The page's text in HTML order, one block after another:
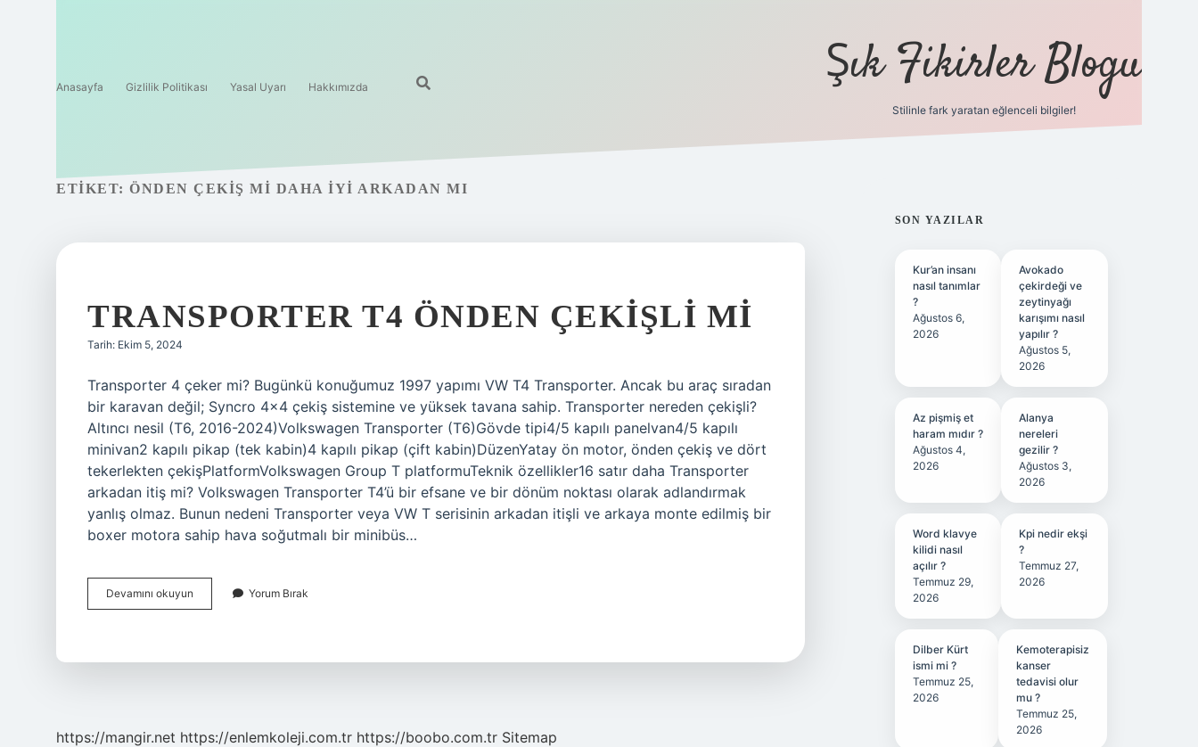
Anasayfa Gizlilik Politikası Yasal Uyarı Hakkımızda Şık Fikirler Blogu
Stilinle fark yaratan eğlenceli bilgiler!
ETIKET: ÖNDEN ÇEKIŞ MI DAHA IYI ARKADAN MI
TRANSPORTER T4 ÖNDEN ÇEKIŞLI MI
Tarih: Ekim 5, 2024
Transporter 4 çeker mi? Bugünkü konuğumuz 1997 yapımı VW T4 Transporter. Ancak bu araç sıradan
bir karavan değil; Syncro 4×4 çekiş sistemine ve yüksek tavana sahip. Transporter nereden çekişli?
Altıncı nesil (T6, 2016-2024)Volkswagen Transporter (T6)Gövde tipi4/5 kapılı panelvan4/5 kapılı
minivan2 kapılı pikap (tek kabin)4 kapılı pikap (çift kabin)DüzenYatay ön motor, önden çekiş ve dört
tekerlekten çekişPlatformVolkswagen Group T platformuTeknik özellikler16 satır daha Transporter
arkadan itiş mi? Volkswagen Transporter T4’ü bir efsane ve bir dönüm noktası olarak adlandırmak
yanlış olmaz. Bunun nedeni Transporter veya VW T serisinin arkadan itişli ve arkaya monte edilmiş bir
boxer motora sahip hava soğutmalı bir minibüs…
Devamını okuyun Transporter
T4
Yorum Bırak
https://mangir.net https://enlemkoleji.com.tr https://boobo.com.tr Sitemap
SIDEBAR
SON YAZILAR
Kur’an insanı
nasıl tanımlar
?
Ağustos 6,
2026
Avokado
çekirdeği ve
zeytinyağı
karışımı nasıl
yapılır ?
Ağustos 5,
2026
Az pişmiş et
haram mıdır ?
Ağustos 4,
2026
Alanya
nereleri
gezilir ?
Ağustos 3,
2026
Word klavye
kilidi nasıl
açılır ?
Temmuz 29,
2026
Kpi nedir ekşi
?
Temmuz 27,
2026
Dilber Kürt
ismi mi ?
Temmuz 25,
2026
Kemoterapisiz
kanser
tedavisi olur
mu ?
Temmuz 25,
2026